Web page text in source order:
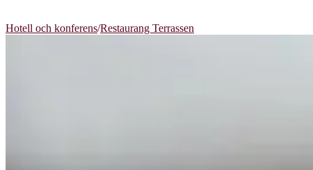
Hotell och konferens/Restaurang Terrassen